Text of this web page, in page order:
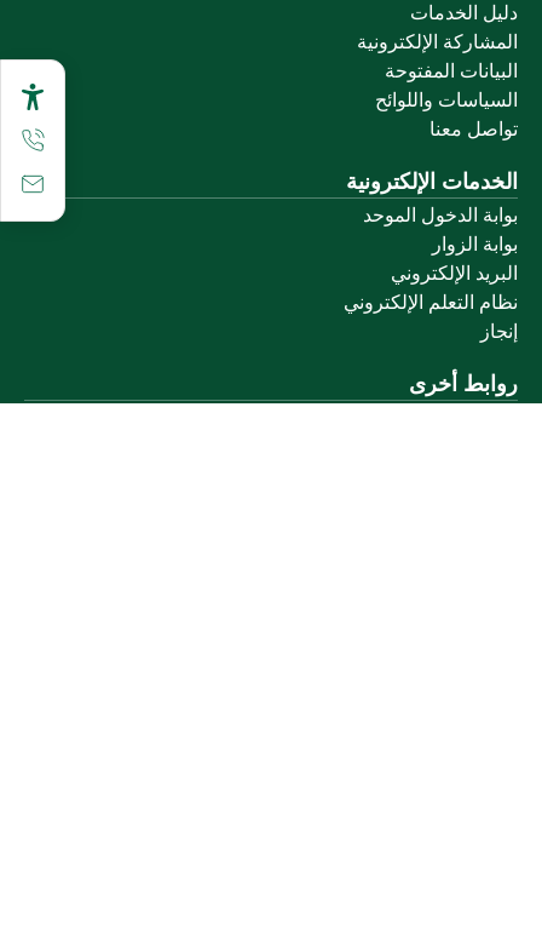
دليل الخدمات
المشاركة الإلكترونية
البيانات المفتوحة
السياسات واللوائح
تواصل معنا
الخدمات الإلكترونية
بوابة الدخول الموحد
بوابة الزوار
البريد الإلكتروني
نظام التعلم الإلكتروني
إنجاز
روابط أخرى